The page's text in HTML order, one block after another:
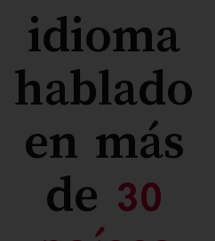
idioma
hablado
en más
de 30